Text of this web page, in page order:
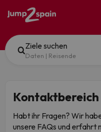
Ziele suchen
Daten | Reisende
Kontaktbereich
Habt ihr Fragen? Wir
unsere FAQs und erfahrt